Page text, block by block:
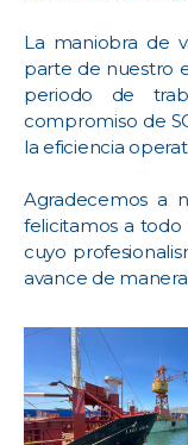
La maniobra de
parte de nuestro
periodo de
compromiso de
la eficiencia
Agradecemos a
felicitamos a
cuyo
avance de